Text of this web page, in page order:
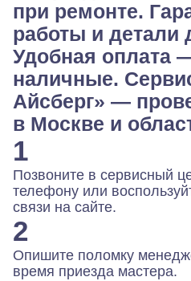
при ремонте.
работы и детали
Удобная оплата
наличные.
Айсберг» —
в Москве и
1
Позвоните в сервисный
телефону или
связи на сайте.
2
Опишите поломку
время приезда мастера.